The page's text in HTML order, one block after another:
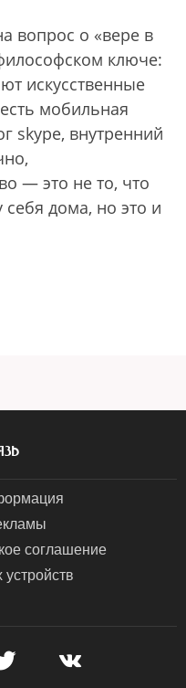
вопрос о «вере в
ключе:
искусственные
мобильная
skype, внутренний
— это не то, что
дома, но это и
соглашение